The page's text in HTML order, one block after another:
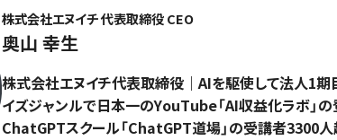
株式会社エヌイチ 代表取締役 CEO
奥山 幸生
株式会社エヌイチ代表取締役｜AIを駆使して法人1
イズジャンルで日本一のYouTube「AI収益化ラボ」
ChatGPTスクール「ChatGPT道場」の受講者3300